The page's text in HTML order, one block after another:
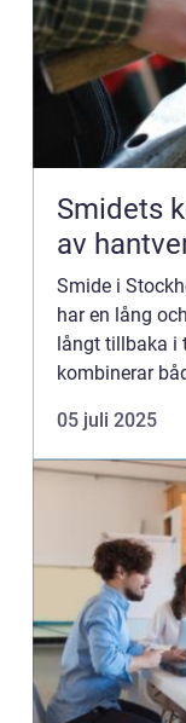
Smidets
av
Smide i
har en lång
långt tillbaka i
kombinerar
05 juli 2025